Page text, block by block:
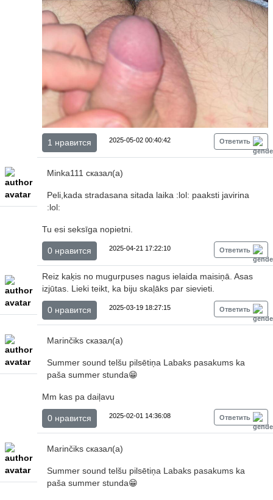
1 нравится 2025-05-02 00:40:42 Ответить
Minka111 сказал(а)
Peli,kada stradasana sitada laika :lol: paaksti javirina
:lol:
Tu esi seksīga nopietni.
0 нравится 2025-04-21 17:22:10 Ответить
Reiz kaķis no mugurpuses nagus ielaida maisiņā. Asas
izjūtas. Lieki teikt, ka biju skaļāks par sievieti.
0 нравится 2025-03-19 18:27:15 Ответить
Marinčiks сказал(а)
Summer sound telšu pilsētiņa Labaks pasakums ka
paša summer stunda😁
Mm kas pa daiļavu
0 нравится 2025-02-01 14:36:08 Ответить
Marinčiks сказал(а)
Summer sound telšu pilsētiņa Labaks pasakums ka
paša summer stunda😁